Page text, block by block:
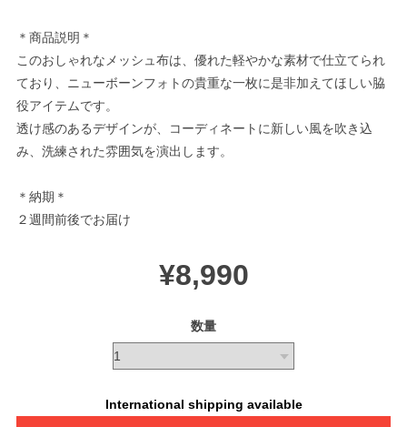
＊商品説明＊
このおしゃれなメッシュ布は、優れた軽やかな素材で仕立てられ
ており、ニューボーンフォトの貴重な一枚に是非加えてほしい脇
役アイテムです。
透け感のあるデザインが、コーディネートに新しい風を吹き込
み、洗練された雰囲気を演出します。
＊納期＊
２週間前後でお届け
¥8,990
数量
International shipping available